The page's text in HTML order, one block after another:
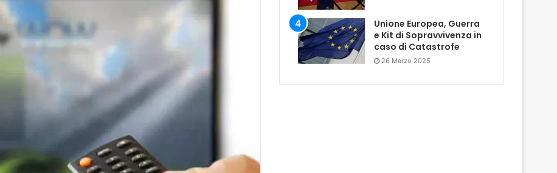
Unione Europea, Guerra
e Kit di Sopravvivenza in
caso di Catastrofe
26 Marzo 2025